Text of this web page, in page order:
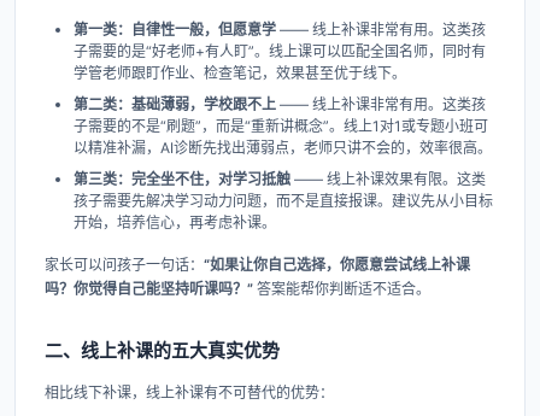
第一类：自律性一般，但愿意学 —— 线上补课非常有用。这类孩
子需要的是“好老师+有人盯”。线上课可以匹配全国名师，同时有
学管老师跟盯作业、检查笔记，效果甚至优于线下。
第二类：基础薄弱，学校跟不上 —— 线上补课非常有用。这类孩
子需要的不是“刷题”，而是“重新讲概念”。线上1对1或专题小班可
以精准补漏，AI诊断先找出薄弱点，老师只讲不会的，效率很高。
第三类：完全坐不住，对学习抵触 —— 线上补课效果有限。这类
孩子需要先解决学习动力问题，而不是直接报课。建议先从小目标
开始，培养信心，再考虑补课。
家长可以问孩子一句话： “如果让你自己选择，你愿意尝试线上补课
吗？你觉得自己能坚持听课吗？” 答案能帮你判断适不适合。
二、线上补课的五大真实优势
相比线下补课，线上补课有不可替代的优势：